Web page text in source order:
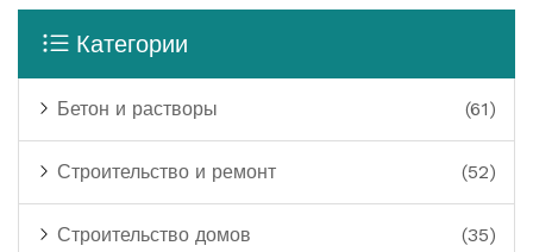
Категории
Бетон и растворы (61)
Строительство и ремонт (52)
Строительство домов (35)